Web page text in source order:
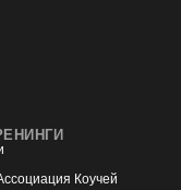
Коучей